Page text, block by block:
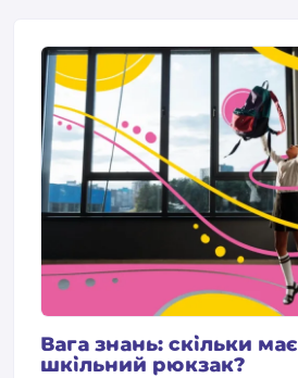
Вага знань: скільки
шкільний рюкзак?